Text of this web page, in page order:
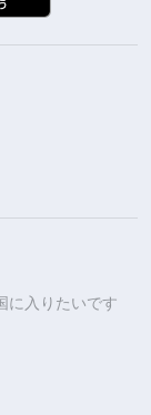
に入りたいです